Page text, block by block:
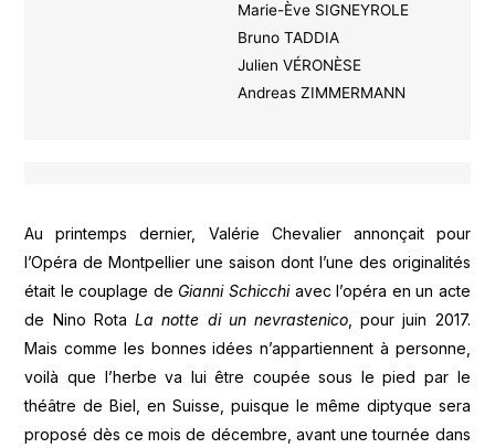
Marie-Ève SIGNEYROLE
Bruno TADDIA
Julien VÉRONÈSE
Andreas ZIMMERMANN
Au printemps dernier, Valérie Chevalier annonçait pour
l’Opéra de Montpellier une saison dont l’une des originalités
était le couplage de Gianni Schicchi avec l’opéra en un acte
de Nino RotaLa notte di un nevrastenico, pour juin 2017.
Mais comme les bonnes idées n’appartiennent à personne,
voilà que l’herbe va lui être coupée sous le pied par le
théâtre de Biel, en Suisse, puisque le même diptyque sera
proposé dès ce mois de décembre, avant une tournée dans